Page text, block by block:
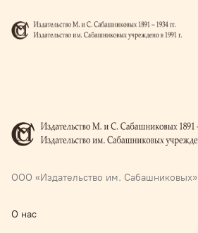
ООО «Издательство им. Сабашниковых»
О нас